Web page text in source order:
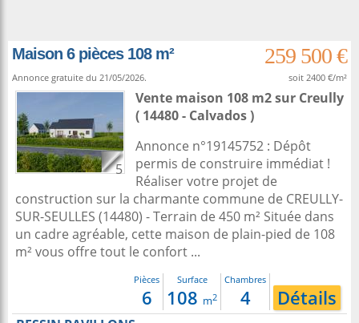
Maison 6 pièces 108 m² 259 500 €
Annonce gratuite du 21/05/2026. soit 2400 €/m²
5
Vente maison 108 m2sur Creully
( 14480 - Calvados )
Annonce n°19145752 : Dépôt
permis de construire immédiat !
Réaliser votre projet de
construction sur la charmante commune de CREULLY-
SUR-SEULLES (14480) - Terrain de 450 m² Située dans
un cadre agréable, cette maison de plain-pied de 108
m² vous offre tout le confort ...
Pièces
6
Surface
108 m2
Chambres
4 Détails